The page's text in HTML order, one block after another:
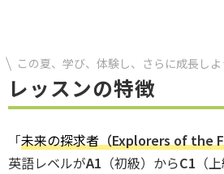
この夏、学び、体験し、さらに成長しよ
レッスンの特徴
「未来の探求者 （Explorers of the
英語レベルがA1 （初級）からC1 （